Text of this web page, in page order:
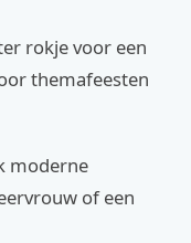
rokje voor een
themafeesten
moderne
of een